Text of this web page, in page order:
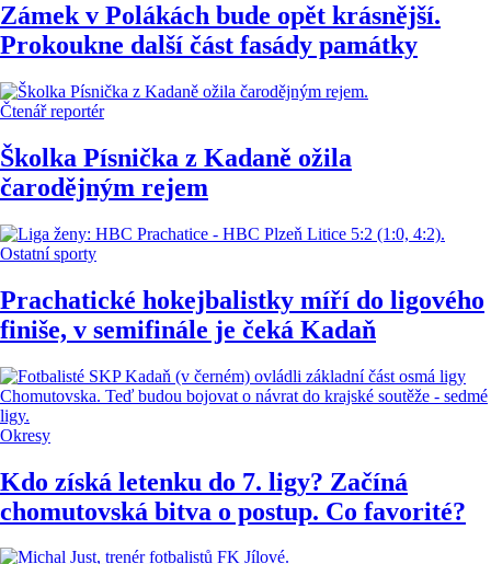
Zámek v Polákách bude opět krásnější.
Prokoukne další část fasády památky
Čtenář reportér
Školka Písnička z Kadaně ožila
čarodějným rejem
Ostatní sporty
Prachatické hokejbalistky míří do ligového
finiše, v semifinále je čeká Kadaň
Okresy
Kdo získá letenku do 7. ligy? Začíná
chomutovská bitva o postup. Co favorité?